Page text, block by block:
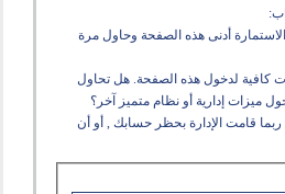
أدنى هذه الصفحة وحاول مرة
كافية لدخول هذه الصفحة. هل تحاول
إدارية أو نظام متميز آخر؟
ربما قامت الإدارة بحظر حسابك , أو أن